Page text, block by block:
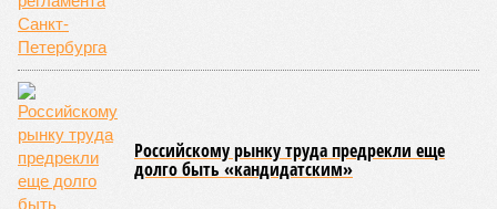
Российскому рынку труда предрекли еще
долго быть «кандидатским»